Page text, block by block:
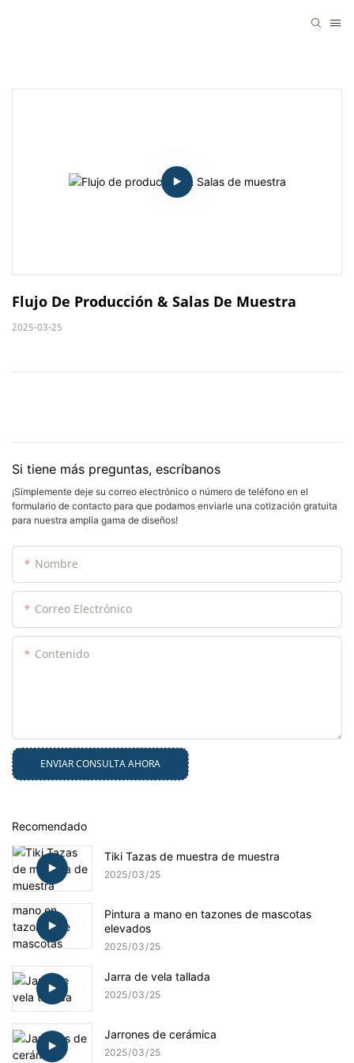
Flujo De Producción & Salas De Muestra
2025-03-25
Si tiene más preguntas, escríbanos
¡Simplemente deje su correo electrónico o número de teléfono en el
formulario de contacto para que podamos enviarle una cotización gratuita
para nuestra amplia gama de diseños!
Nombre
Correo Electrónico
Contenido
ENVIAR CONSULTA AHORA
Recomendado
Tiki Tazas de muestra de muestra
2025 03 25
Pintura a mano en tazones de mascotas
elevados
2025 03 25
Jarra de vela tallada
2025 03 25
Jarrones de cerámica
2025 03 25